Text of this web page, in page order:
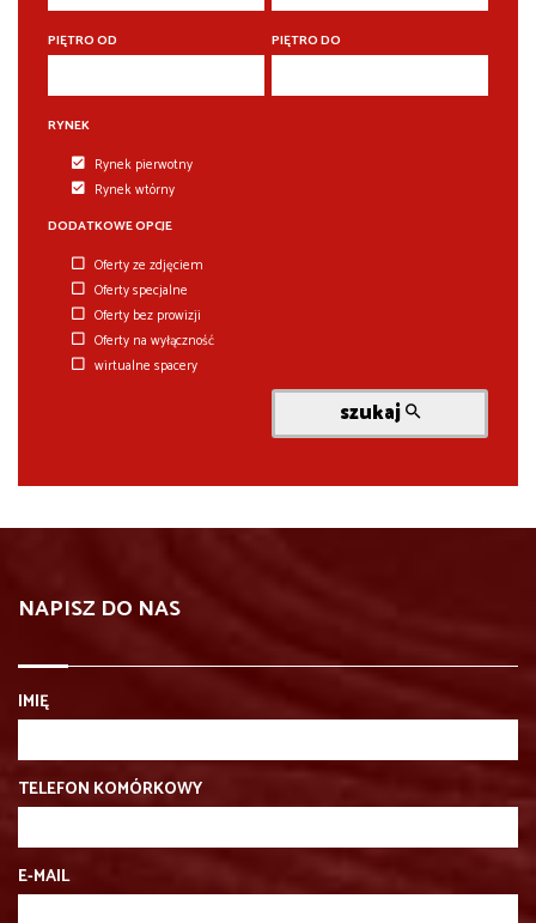
PIĘTRO OD PIĘTRO DO
RYNEK
Rynek pierwotny
Rynek wtórny
DODATKOWE OPCJE
Oferty ze zdjęciem
Oferty specjalne
Oferty bez prowizji
Oferty na wyłączność
wirtualne spacery
szukaj
NAPISZ DO NAS
IMIĘ
TELEFON KOMÓRKOWY
E-MAIL